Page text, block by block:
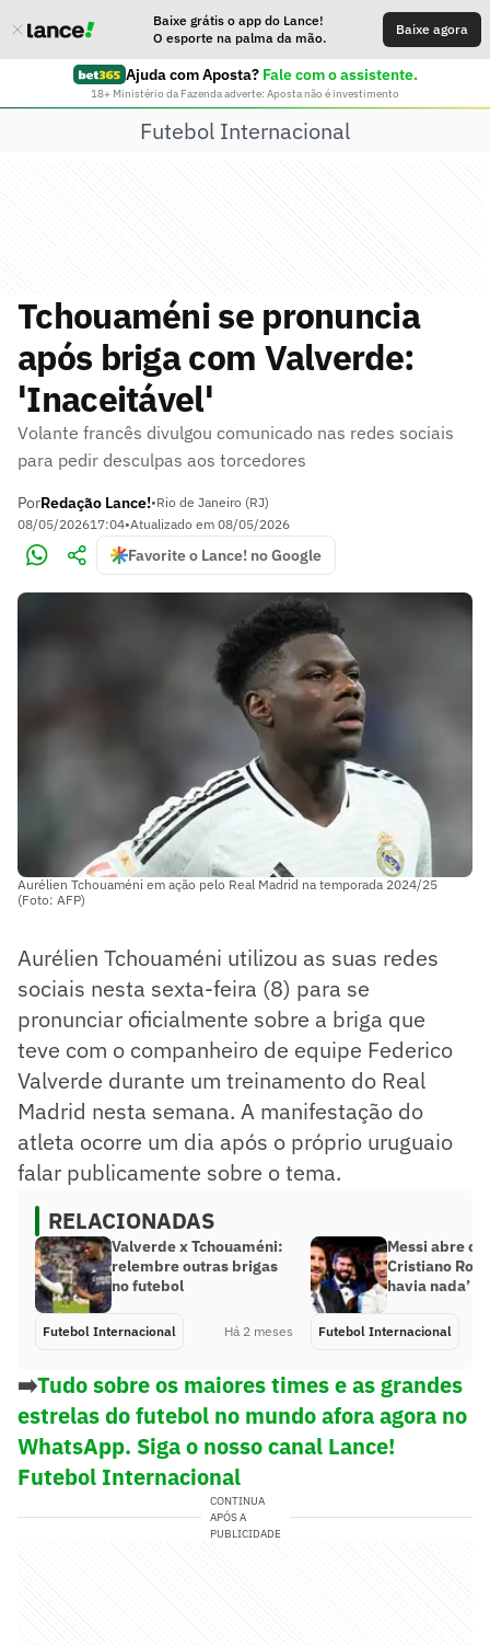
Baixe grátis o app do Lance!
O esporte na palma da mão.
Baixe agora
Ajuda com Aposta? Fale com o assistente.
18+ Ministério da Fazenda adverte: Aposta não é investimento
Futebol Internacional
Tchouaméni se pronuncia
após briga com Valverde:
'Inaceitável'
Volante francês divulgou comunicado nas redes sociais
para pedir desculpas aos torcedores
PorRedação Lance!•Rio de Janeiro (RJ)
08/05/202617:04•Atualizado em 08/05/2026
Favorite o Lance! no Google
Aurélien Tchouaméni em ação pelo Real Madrid na temporada 2024/25
(Foto: AFP)
Aurélien Tchouaméni utilizou as suas redes
sociais nesta sexta-feira (8) para se
pronunciar oficialmente sobre a briga que
teve com o companheiro de equipe Federico
Valverde durante um treinamento do Real
Madrid nesta semana. A manifestação do
atleta ocorre um dia após o próprio uruguaio
falar publicamente sobre o tema.
RELACIONADAS
Valverde x Tchouaméni:
relembre outras brigas
no futebol
Futebol Internacional Há 2 meses
Messi abre o
Cristiano
havia nada’
Futebol Internacional
➡️Tudo sobre os maiores times e as grandes
estrelas do futebol no mundo afora agora no
WhatsApp. Siga o nosso canal Lance!
Futebol Internacional
CONTINUA
APÓS A
PUBLICIDADE